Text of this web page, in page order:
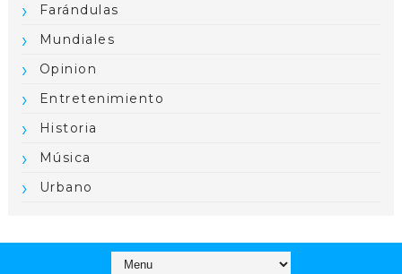
Farándulas
Mundiales
Opinion
Entretenimiento
Historia
Música
Urbano